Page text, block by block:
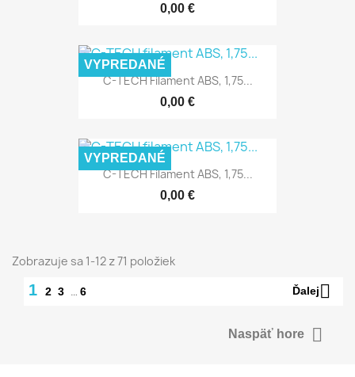
0,00 €
C-TECH Filament ABS, 1,75...
0,00 €
VYPREDANÉ
C-TECH Filament ABS, 1,75...
0,00 €
VYPREDANÉ
Zobrazuje sa 1-12 z 71 položiek
1 2 3 … 6 Ďalej
Naspäť hore 